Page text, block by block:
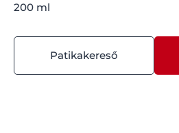
200 ml
Patikakereső